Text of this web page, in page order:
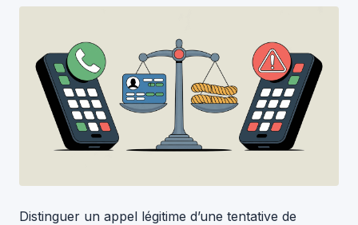
Distinguer un appel légitime d’une tentative de